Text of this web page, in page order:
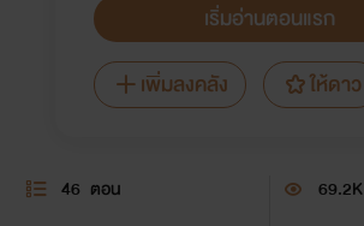
เริ่มอ่านตอนแรก
เพิ่มลงคลัง
ให้ดาว
46 ตอน 69.2K